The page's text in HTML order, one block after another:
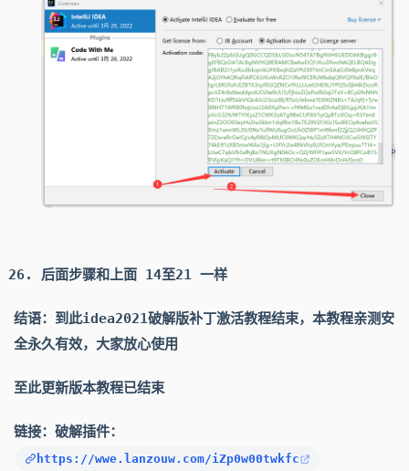
后面步骤和上面 14至21 一样
结语：到此idea2021破解版补丁激活教程结束，本教程亲测安
全永久有效，大家放心使用
至此更新版本教程已结束
链接：破解插件：
https://wwe.lanzouw.com/iZp0w00twkfc